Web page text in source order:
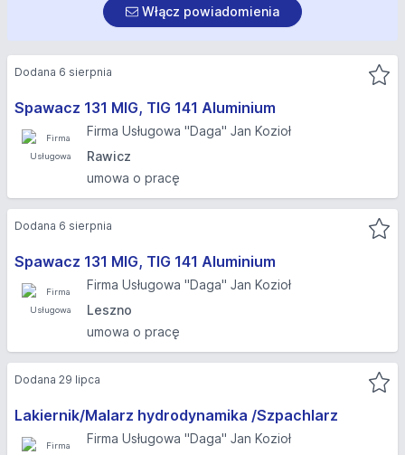
Włącz powiadomienia
Spawacz 131 MIG, TIG 141 Aluminium
Firma Usługowa "Daga" Jan Kozioł
Rawicz
umowa o pracę
Dodana 6 sierpnia
Spawacz 131 MIG, TIG 141 Aluminium
Firma Usługowa "Daga" Jan Kozioł
Leszno
umowa o pracę
Dodana 6 sierpnia
Lakiernik/Malarz hydrodynamika /Szpachlarz
Firma Usługowa "Daga" Jan Kozioł
Dodana 29 lipca